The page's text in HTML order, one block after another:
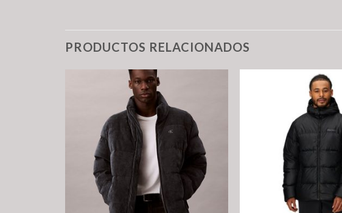
PRODUCTOS RELACIONADOS